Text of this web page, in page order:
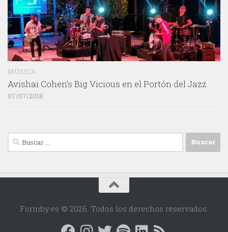
MÚSICA
Avishai Cohen’s Big Vicious en el Portón del Jazz
07/07/2018
Buscar:
Formby.es © 2026. Todos los derechos reservados.